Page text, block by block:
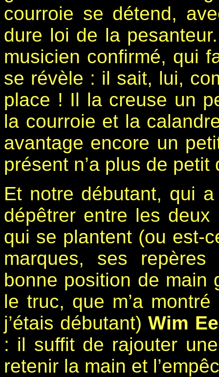
courroie se détend,
dure loi de la
musicien confirmé, qui
se révèle : il sait, lui,
place ! Il la creuse un
la courroie et la
avantage encore un
présent n’a plus de petit
Et notre débutant, qui
dépêtrer entre les
qui se plantent (ou est-
marques, ses
bonne position de main
le truc, que m’a
j’étais débutant) Wim
: il suffit de rajouter
retenir la main et